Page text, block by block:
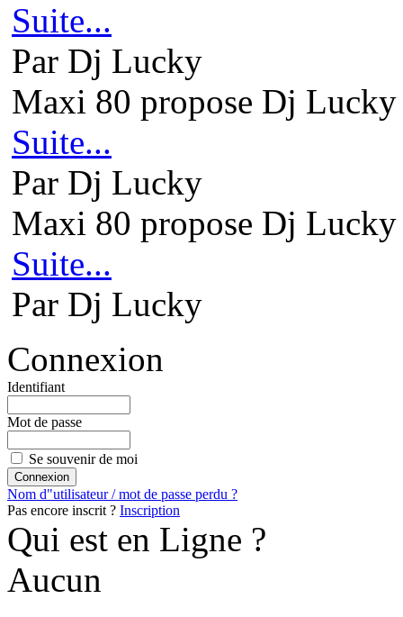
Suite...
Par Dj Lucky
Maxi 80 propose Dj
Suite...
Par Dj Lucky
Maxi 80 propose Dj
Suite...
Par Dj Lucky
Connexion
Identifiant
Mot de passe
Se souvenir de moi
Nom d"utilisateur / mot de passe perdu ?
Pas encore inscrit ? Inscription
Qui est en Ligne ?
Aucun